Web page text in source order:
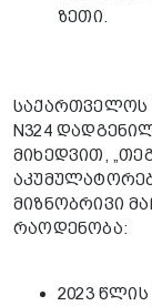
ზეთი.
საქართველოს
N324
მიხედვით,
მიზნობრივი
რაოდენობა:
2023